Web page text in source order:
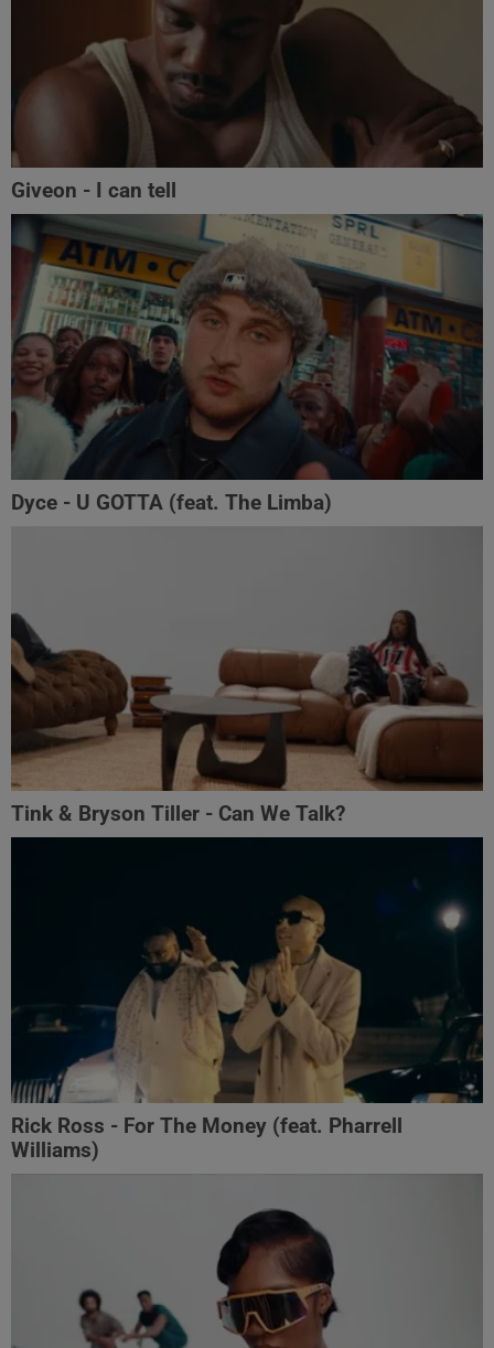
Giveon - I can tell
Dyce - U GOTTA (feat. The Limba)
Tink & Bryson Tiller - Can We Talk?
Rick Ross - For The Money (feat. Pharrell
Williams)